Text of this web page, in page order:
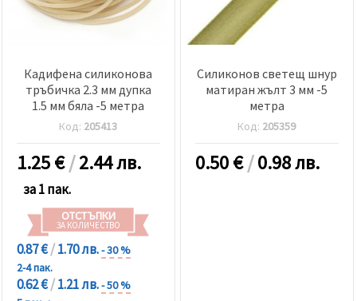
Кадифена силиконова
тръбичка 2.3 мм дупка
1.5 мм бяла -5 метра
Код: 205413
1.25€/2.44 лв.
за 1 пак.
ОТСТЪПКИ
ЗА КОЛИЧЕСТВО
0.87 €/1.70 лв.- 30 %
2-4 пак.
0.62 €/1.21 лв.- 50 %
Силиконов светещ шнур
матиран жълт 3 мм -5
метра
Код: 205359
0.50€/0.98 лв.